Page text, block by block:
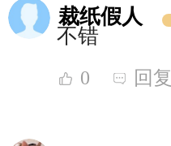
裁纸假人
不错
0 回复